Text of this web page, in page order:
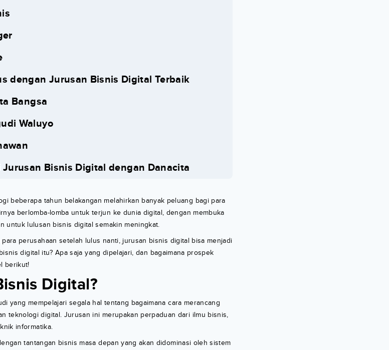
dengan Jurusan Bisnis Digital Terbaik
Bangsa
Waluyo
Bisnis Digital dengan Danacita
beberapa tahun belakangan melahirkan banyak peluang bagi para
berlomba-lomba untuk terjun ke dunia digital, dengan membuka
untuk lulusan bisnis digital semakin meningkat.
perusahaan setelah lulus nanti, jurusan bisnis digital bisa menjadi
digital itu? Apa saja yang dipelajari, dan bagaimana prospek
berikut!
Digital?
yang mempelajari segala hal tentang bagaimana cara merancang
teknologi digital. Jurusan ini merupakan perpaduan dari ilmu bisnis,
informatika.
tantangan bisnis masa depan yang akan didominasi oleh sistem